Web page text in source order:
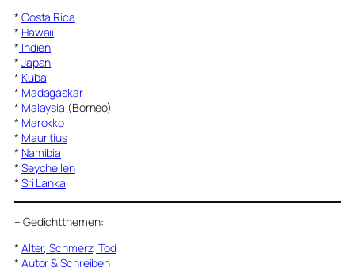
* Costa Rica
* Hawaii
* Indien
* Japan
* Kuba
* Madagaskar
* Malaysia (Borneo)
* Marokko
* Mauritius
* Namibia
* Seychellen
* Sri Lanka
– Gedichtthemen:
* Alter, Schmerz, Tod
* Autor & Schreiben